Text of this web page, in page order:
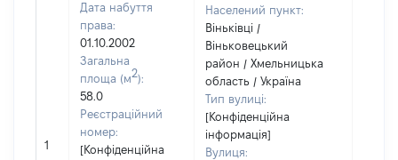
1
Дата набуття
права:
01.10.2002
Загальна
площа (м2):
58.0
Реєстраційний
номер:
[Конфіденційна
Населений пункт:
Віньківці /
Віньковецький
район / Хмельницька
область / Україна
Тип вулиці:
[Конфіденційна
інформація]
Вулиця: